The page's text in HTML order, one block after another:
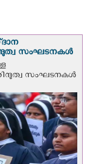
സംഘടനകള്‍
സംഘടനകൾ